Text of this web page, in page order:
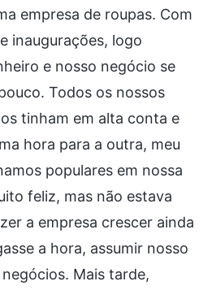
empresa de roupas. Com
inaugurações, logo
e nosso negócio se
Todos os nossos
tinham em alta conta e
hora para a outra, meu
populares em nossa
feliz, mas não estava
a empresa crescer ainda
a hora, assumir nosso
Mais tarde,